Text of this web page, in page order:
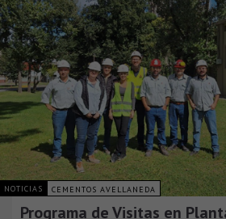
NOTICIAS CEMENTOS AVELLANEDA
Programa de Visitas en